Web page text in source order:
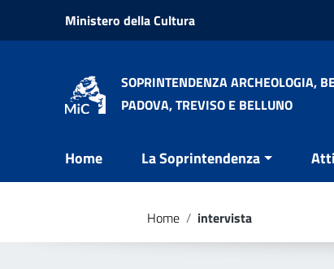
Vai ai contenuti
Vai al menu di navigazione
Ministero della Cultura
SOPRINTENDENZA ARCHEOLOGIA,
PADOVA, TREVISO E BELLUNO
Home La Soprintendenza
Home / intervista